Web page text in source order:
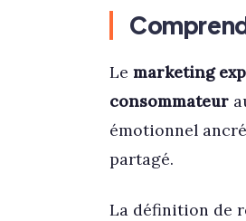
Le marketing
consommateur
émotionnel
partagé.
La définition de